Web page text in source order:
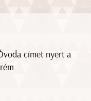
címet nyert a